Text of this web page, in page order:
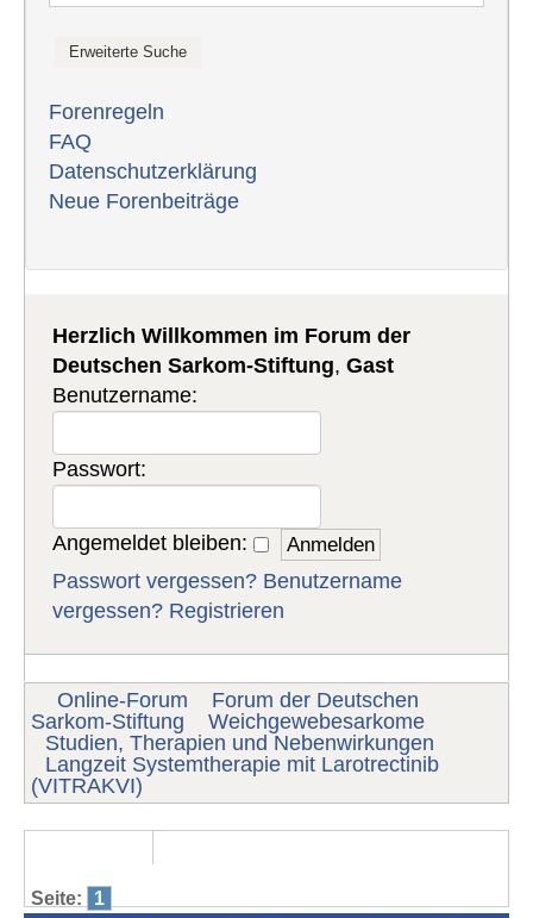
Forenregeln
FAQ
Datenschutzerklärung
Neue Forenbeiträge
Herzlich Willkommen im Forum der
Deutschen Sarkom-Stiftung,Gast
Benutzername:
Passwort:
Angemeldet bleiben:
Passwort vergessen? Benutzername
vergessen? Registrieren
Online-Forum
Forum der Deutschen
Sarkom-Stiftung
Weichgewebesarkome
Studien, Therapien und Nebenwirkungen
Langzeit Systemtherapie mit Larotrectinib
(VITRAKVI)
Seite: 1